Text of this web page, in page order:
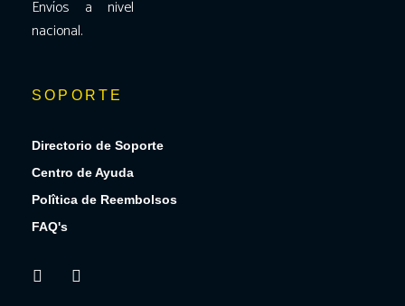
Envíos a nivel
nacional.
SOPORTE
Directorio de Soporte
Centro de Ayuda
Polîtica de Reembolsos
FAQ's